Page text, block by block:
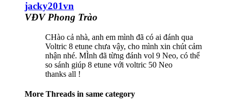
jacky201vn
VĐV Phong Trào
CHào cả nhà, anh em mình đã có ai đánh qua
Voltric 8 etune chưa vậy, cho mình xin chút cảm
nhận nhé. MÌnh đã từng đánh vol 9 Neo, có thể
so sánh giúp 8 etune với voltric 50 Neo
thanks all !
More Threads in same category